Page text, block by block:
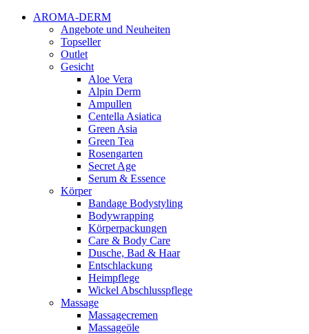
AROMA-DERM
Angebote und Neuheiten
Topseller
Outlet
Gesicht
Aloe Vera
Alpin Derm
Ampullen
Centella Asiatica
Green Asia
Green Tea
Rosengarten
Secret Age
Serum & Essence
Körper
Bandage Bodystyling
Bodywrapping
Körperpackungen
Care & Body Care
Dusche, Bad & Haar
Entschlackung
Heimpflege
Wickel Abschlusspflege
Massage
Massagecremen
Massageöle